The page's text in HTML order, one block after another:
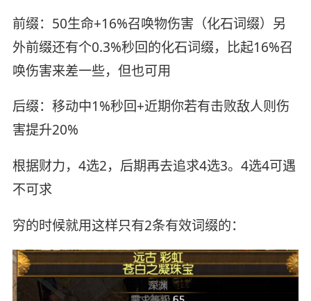
前缀：50生命+16%召唤物伤害（化石词缀）另
外前缀还有个0.3%秒回的化石词缀，比起16%召
唤伤害来差一些，但也可用
后缀：移动中1%秒回+近期你若有击败敌人则伤
害提升20%
根据财力，4选2，后期再去追求4选3。4选4可遇
不可求
穷的时候就用这样只有2条有效词缀的：